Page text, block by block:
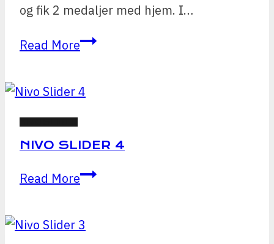
og fik 2 medaljer med hjem. I…
Read MoreGuld
til
Cup
R3
NIVO SLIDER 4
Read MoreNivo